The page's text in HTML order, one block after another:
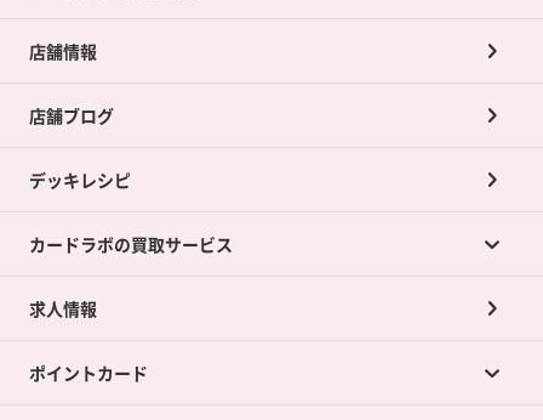
店舗情報
店舗ブログ
デッキレシピ
カードラボの買取サービス
カードラボの買取サービスTOP
店舗買取について
求人情報
ポイントカード